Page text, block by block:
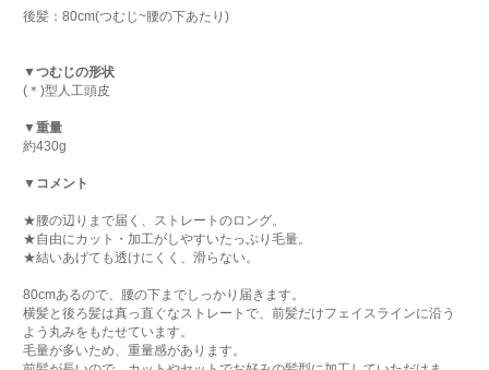
後髪：80cm(つむじ~腰の下あたり)
▼つむじの形状
(＊)型人工頭皮
▼重量
約430g
▼コメント
★腰の辺りまで届く、ストレートのロング。
★自由にカット・加工がしやすいたっぷり毛量。
★結いあげても透けにくく、滑らない。
80cmあるので、腰の下までしっかり届きます。
横髪と後ろ髪は真っ直ぐなストレートで、前髪だけフェイスラインに沿う
よう丸みをもたせています。
毛量が多いため、重量感があります。